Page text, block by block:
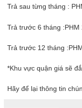
Trả sau từng tháng :
Trả trước 6 tháng :PHM
Trả trước 12 tháng
*Khu vực quận giá sẽ
Hãy để lại thông tin